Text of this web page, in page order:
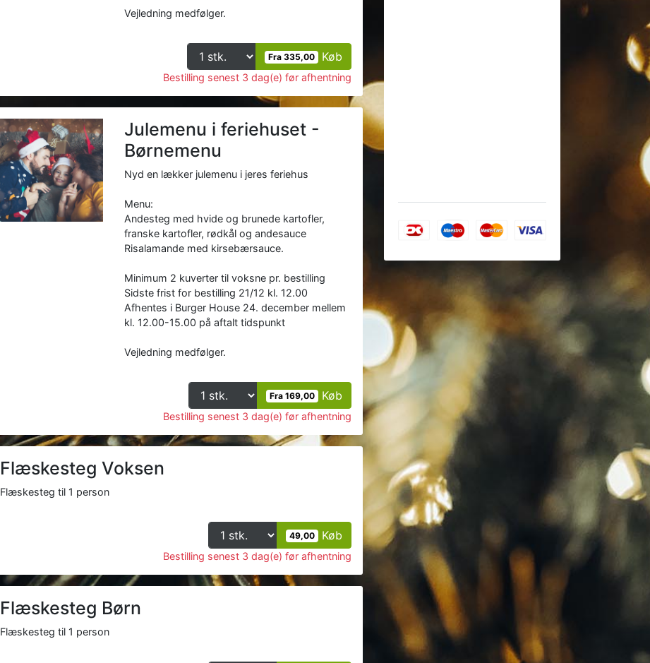
Vejledning medfølger.
Fra 335,00 Køb
Bestilling senest 3 dag(e) før afhentning
Julemenu i feriehuset -
Børnemenu
Nyd en lækker julemenu i jeres feriehus
Menu:
Andesteg med hvide og brunede kartofler,
franske kartofler, rødkål og andesauce
Risalamande med kirsebærsauce.
Minimum 2 kuverter til voksne pr. bestilling
Sidste frist for bestilling 21/12 kl. 12.00
Afhentes i Burger House 24. december mellem
kl. 12.00-15.00 på aftalt tidspunkt
Vejledning medfølger.
Fra 169,00 Køb
Bestilling senest 3 dag(e) før afhentning
Flæskesteg Voksen
Flæskesteg til 1 person
49,00 Køb
Bestilling senest 3 dag(e) før afhentning
Flæskesteg Børn
Flæskesteg til 1 person